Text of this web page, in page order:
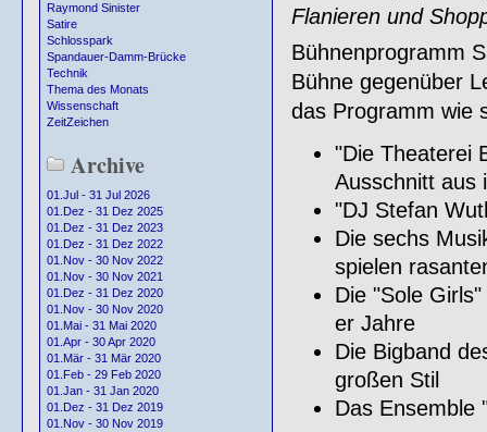
Raymond Sinister
Satire
Schlosspark
Spandauer-Damm-Brücke
Technik
Thema des Monats
Wissenschaft
ZeitZeichen
Archive
01.Jul - 31 Jul 2026
01.Dez - 31 Dez 2025
01.Dez - 31 Dez 2023
01.Dez - 31 Dez 2022
01.Nov - 30 Nov 2022
01.Nov - 30 Nov 2021
01.Dez - 31 Dez 2020
01.Nov - 30 Nov 2020
01.Mai - 31 Mai 2020
01.Apr - 30 Apr 2020
01.Mär - 31 Mär 2020
01.Feb - 29 Feb 2020
01.Jan - 31 Jan 2020
01.Dez - 31 Dez 2019
01.Nov - 30 Nov 2019
Flanieren und
Bühnenprogramm
Bühne gegenüber
das Programm wie
"Die Theaterei
Ausschnitt aus
"DJ Stefan
Die sechs
spielen
Die "Sole
er Jahre
Die Bigband
großen Stil
Das Ensemble